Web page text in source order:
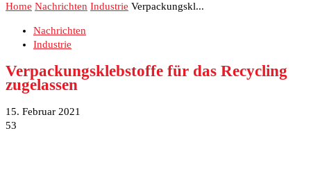
Home Nachrichten Industrie Verpackungskl...
Nachrichten
Industrie
Verpackungsklebstoffe für das Recycling
zugelassen
15. Februar 2021
53